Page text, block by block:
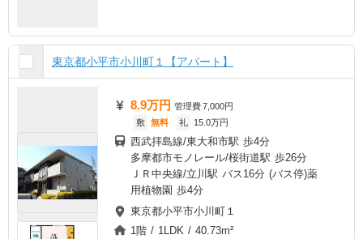
東京都小平市小川町１【アパート】
8.9万円 管理費7,000円
敷 無料 礼 15.0万円
西武拝島線/東大和市駅 歩4分
多摩都市モノレール/桜街道駅 歩26分
ＪＲ中央線/立川駅 バス16分 (バス停)薬
用植物園 歩4分
東京都小平市小川町１
1階 / 1LDK / 40.73m²